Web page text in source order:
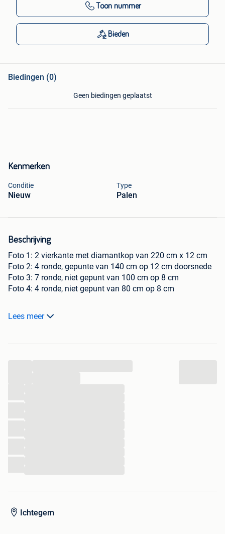
Kenmerken
Conditie
Nieuw
Type
Palen
Beschrijving
Foto 1: 2 vierkante met diamantkop van 220 cm x 12 cm
Foto 2: 4 ronde, gepunte van 140 cm op 12 cm doorsnede
Foto 3: 7 ronde, niet gepunt van 100 cm op 8 cm
Foto 4: 4 ronde, niet gepunt van 80 cm op 8 cm
Af te halen in Eernegem.
Lees meer
Ichtegem
Toon nummer
Bieden
Biedingen (0)
Geen biedingen geplaatst